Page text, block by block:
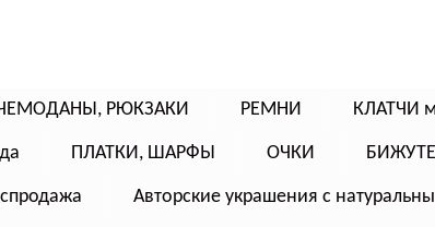
РЮКЗАКИ РЕМНИ КЛАТЧИ
ПЛАТКИ, ШАРФЫ ОЧКИ
Авторские украшения с